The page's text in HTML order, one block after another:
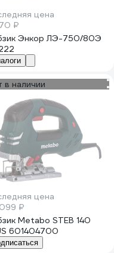
цена
₽
Энкор ЛЭ-750/80Э
в наличии
цена
₽
Metabo STEB 140
601404700